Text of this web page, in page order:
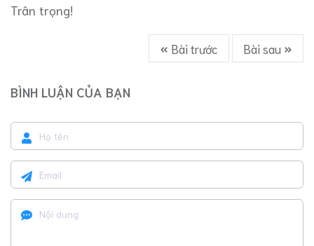
Trân trọng!
Bài trước Bài sau
BÌNH LUẬN CỦA BẠN